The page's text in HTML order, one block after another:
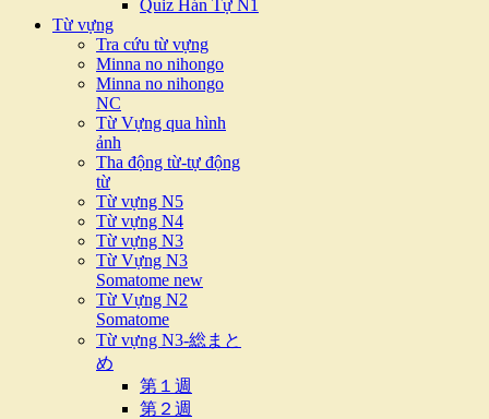
Quiz Hán Tự N1
Từ vựng
Tra cứu từ vựng
Minna no nihongo
Minna no nihongo
NC
Từ Vựng qua hình
ảnh
Tha động từ-tự động
từ
Từ vựng N5
Từ vựng N4
Từ vựng N3
Từ Vựng N3
Somatome new
Từ Vựng N2
Somatome
Từ vựng N3-総まと
め
第１週
第２週